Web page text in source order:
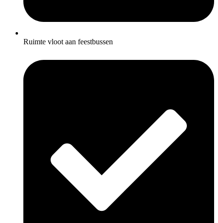
Ruimte vloot aan feestbussen